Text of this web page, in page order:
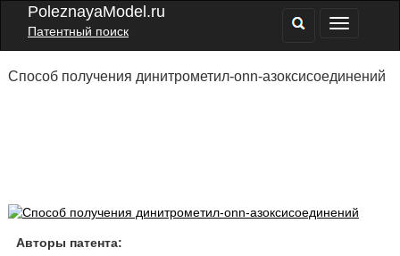
PoleznayaModel.ru
Патентный поиск
Способ получения динитрометил-onn-азоксисоединений
Авторы патента: